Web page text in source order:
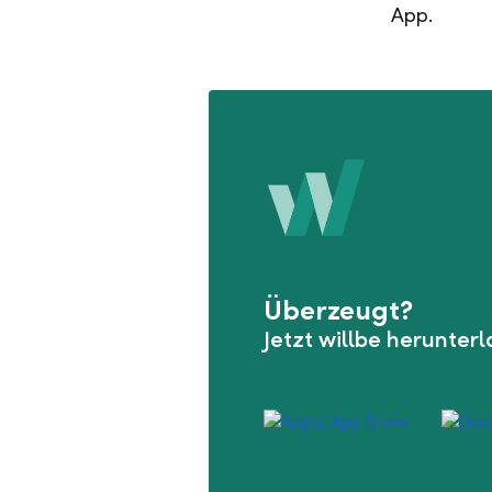
App.
Überzeugt?
Jetzt willbe